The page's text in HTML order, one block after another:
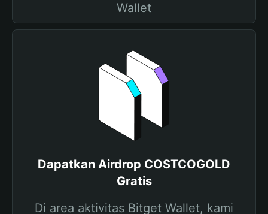
Wallet
Dapatkan Airdrop COSTCOGOLD
Gratis
Di area aktivitas Bitget Wallet, kami